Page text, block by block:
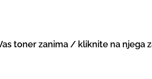
toner zanima / kliknite na njega